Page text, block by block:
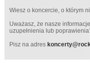
Wiesz o koncercie, o którym
Uważasz, że nasze
uzupełnienia lub
Pisz na adres koncerty@